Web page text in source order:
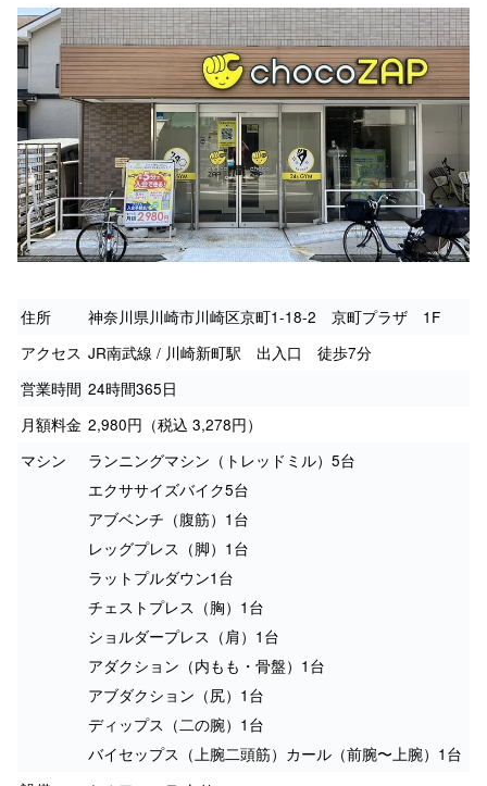
住所
神奈川県川崎市川崎区京町1-18-2 京町プラザ 1F
アクセス JR南武線 / 川崎新町駅 出入口 徒歩7分
営業時間 24時間365日
月額料金 2,980円（税込 3,278円）
マシン
ランニングマシン（トレッドミル）5台
エクササイズバイク5台
アブベンチ（腹筋）1台
レッグプレス（脚）1台
ラットプルダウン1台
チェストプレス（胸）1台
ショルダープレス（肩）1台
アダクション（内もも・骨盤）1台
アブダクション（尻）1台
ディップス（二の腕）1台
バイセップス（上腕二頭筋）カール（前腕〜上腕）1台